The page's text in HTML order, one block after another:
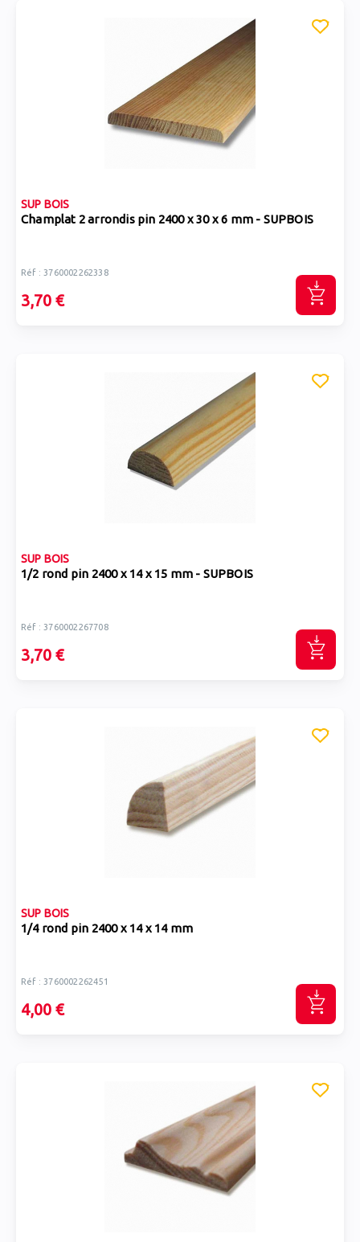
SUP BOIS
Champlat 2 arrondis pin 2400 x 30 x 6 mm - SUPBOIS
Réf : 3760002262338
3,70 €
SUP BOIS
1/2 rond pin 2400 x 14 x 15 mm - SUPBOIS
Réf : 3760002267708
3,70 €
SUP BOIS
1/4 rond pin 2400 x 14 x 14 mm
Réf : 3760002262451
4,00 €